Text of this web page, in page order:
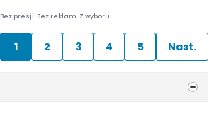
Bez presji. Bez reklam. Z wyboru.
1 2 3 4 5 Nast.